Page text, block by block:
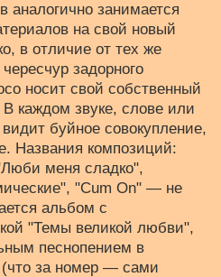
занимается
на свой новый
в отличие от тех же
задорного
носит свой собственный
каждом звуке, слове или
буйное совокупление,
Названия композиций:
меня сладко",
"Cum On" — не
альбом с
"Темы великой любви",
песнопением в
за номер — сами